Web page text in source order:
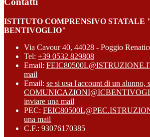
ISTITUTO COMPRENSIVO STATALE
BENTIVOGLIO"
Via Cavour 40, 44028 - Poggio
Tel: +39 0532 829808
Email:
mail
Email: se si usa l'account di un alunno,
inviare una mail
PEC:
una mail
C.F.: 93076170385